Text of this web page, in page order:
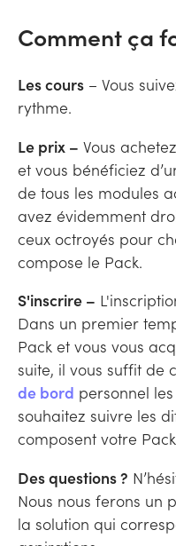
Comment ça
Les cours – Vous
rythme.
Le prix – Vous
et vous bénéficiez
de tous les modules
avez évidemment
ceux octroyés pour
compose le Pack.
S'inscrire –
Dans un premier
Pack et vous vous
suite, il vous suffit de
de bord personnel
souhaitez suivre les
composent votre
Des questions ?
Nous nous ferons un
la solution qui